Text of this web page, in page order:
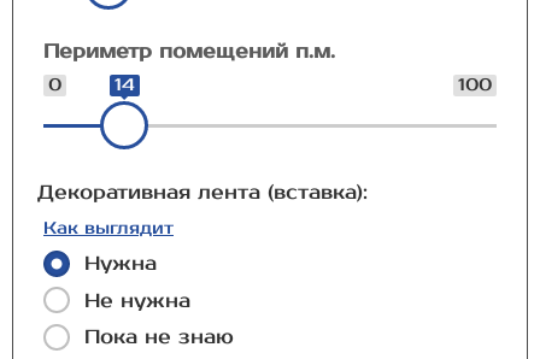
Периметр помещений п.м.
0 100
14
Декоративная лента (вставка):
Как выглядит
Нужна
Не нужна
Пока не знаю